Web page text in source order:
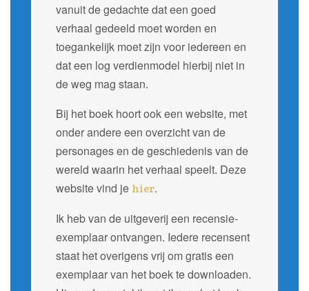
vanuit de gedachte dat een goed
verhaal gedeeld moet worden en
toegankelijk moet zijn voor iedereen en
dat een log verdienmodel hierbij niet in
de weg mag staan.
Bij het boek hoort ook een website, met
onder andere een overzicht van de
personages en de geschiedenis van de
wereld waarin het verhaal speelt. Deze
website vind je hier.
Ik heb van de uitgeverij een recensie-
exemplaar ontvangen. Iedere recensent
staat het overigens vrij om gratis een
exemplaar van het boek te downloaden.